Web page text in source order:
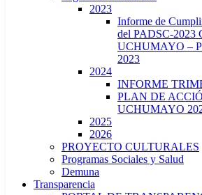
2023
Informe de
del PADSC-2023
UCHUMAYO –
2023
2024
INFORME
PLAN DE
UCHUMAYO
2025
2026
PROYECTO CULTURALES
Programas Sociales y Salud
Demuna
Transparencia